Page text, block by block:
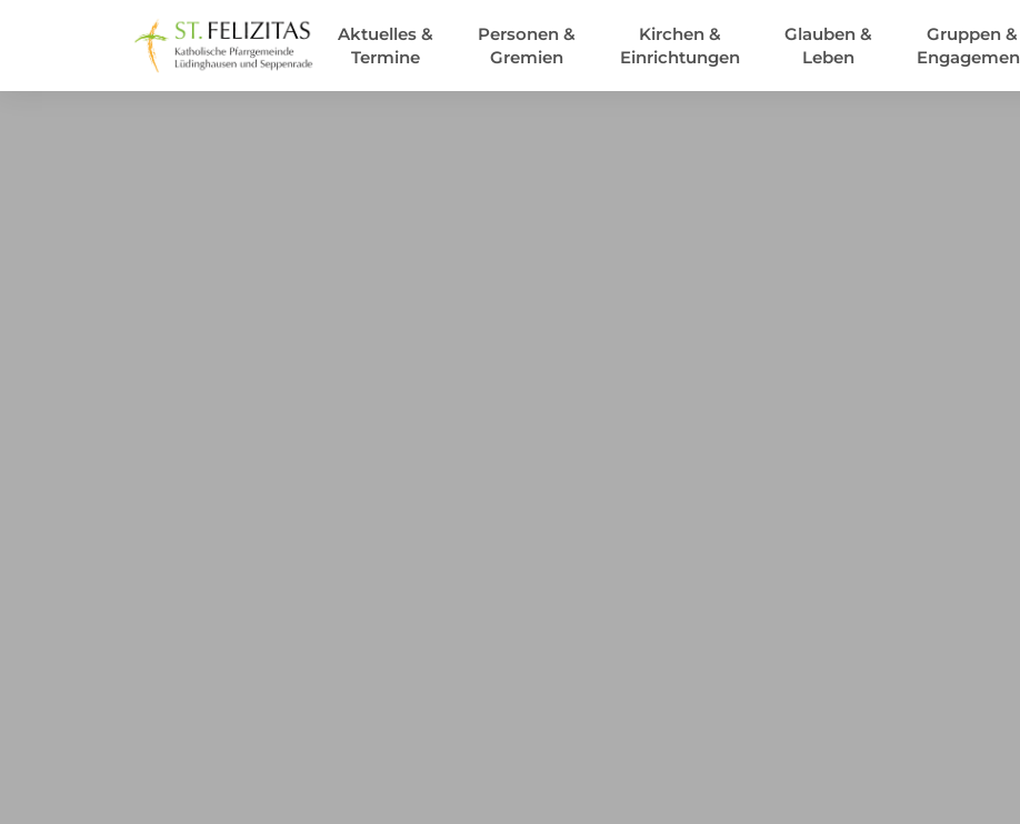
Aktuelles &
Termine
Personen &
Gremien
Kirchen &
Einrichtungen
Glauben &
Leben
Gruppen &